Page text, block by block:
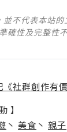
不代表本站
確性及完整性
《社群創作有價
】
丶 美食 丶 親子